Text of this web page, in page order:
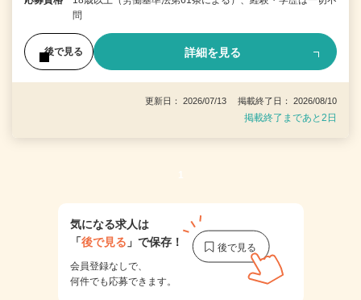
問
後で見る 詳細を見る
更新日： 2026/07/13 掲載終了日： 2026/08/10
掲載終了まであと2日
1
気になる求人は
「後で見る 」で保存！
会員登録なしで、
何件でも応募できます。